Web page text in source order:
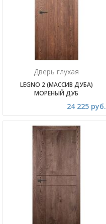
Дверь глухая
LEGNO 2 (МАССИВ ДУБА)
МОРЁНЫЙ ДУБ
24 225 руб.